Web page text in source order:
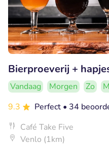
Bierproeverij +
Vandaag Morgen Zo
9.3
Perfect • 34
Café Take Five
Venlo (1km)